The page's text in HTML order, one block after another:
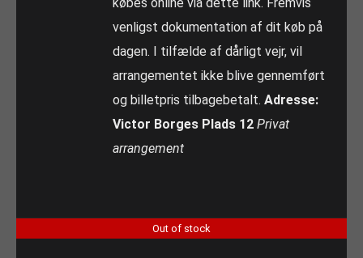
venligst dokumentation af dit køb på
dagen. I tilfælde af dårligt vejr, vil
arrangementet ikke blive gennemført
og billetpris tilbagebetalt.Adresse:
Victor Borges Plads 12 Privat
arrangement
Out of stock